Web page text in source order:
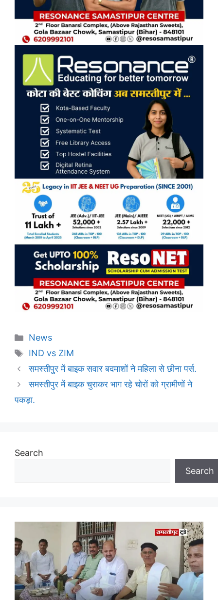
Categories
News
Tags
IND vs ZIM
समस्तीपुर में बाइक सवार बदमाशों ने महिला से छीना पर्स.
समस्तीपुर में बाइक चुराकर भाग रहे चोरों को ग्रामीणों ने
पकड़ा.
Search
Search